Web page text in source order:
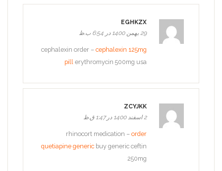
EGHKZX
29 بهمن 1400 در 6:54 ب.ظ
cephalexin order – cephalexin 125mg
pill erythromycin 500mg usa
ZCYJKK
2 اسفند 1400 در 1:47 ق.ظ
rhinocort medication – order
quetiapine generic buy generic ceftin
250mg